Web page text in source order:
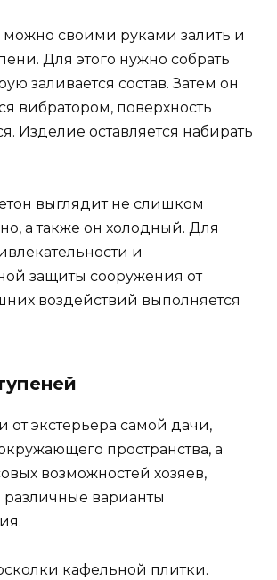
своими руками залить и
Для этого нужно собрать
заливается состав. Затем он
вибратором, поверхность
Изделие оставляется набирать
выглядит не слишком
а также он холодный. Для
и
защиты сооружения от
воздействий выполняется
от экстерьера самой дачи,
пространства, а
возможностей хозяев,
варианты
кафельной плитки.